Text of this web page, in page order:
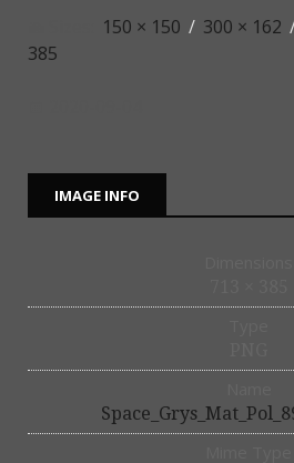
150 × 150 / 300 × 162
385
IMAGE INFO